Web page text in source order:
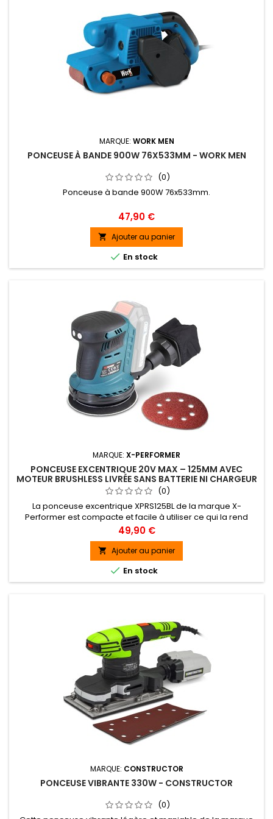
MARQUE: WORK MEN
PONCEUSE À BANDE 900W 76X533MM - WORK MEN
(0)
Ponceuse à bande 900W 76x533mm.
Prix
47,90 €
 Ajouter au panier
 En stock
MARQUE: X-PERFORMER
PONCEUSE EXCENTRIQUE 20V MAX – 125MM AVEC
MOTEUR BRUSHLESS LIVRÉE SANS BATTERIE NI CHARGEUR
- X-PERFORMER
(0)
La ponceuse excentrique XPRS125BL de la marque X-
Performer est compacte et facile à utiliser ce qui la rend
performante pour poncer des petites surfaces.Grâce à une
puissance de 20V, une vitesse de rotation variable(3
positions) de 6000 à 11000 tours par minute et un moteur
brushless apportant une puissance plus élevée et une durée
de vie plus longue...
Prix
49,90 €
 Ajouter au panier
 En stock
MARQUE: CONSTRUCTOR
PONCEUSE VIBRANTE 330W - CONSTRUCTOR
(0)